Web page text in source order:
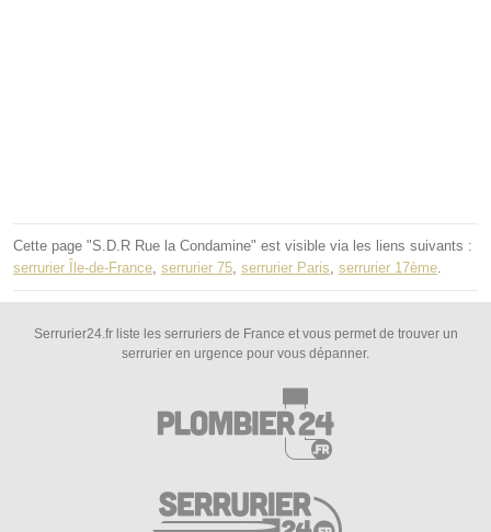
Cette page "S.D.R Rue la Condamine" est visible via les liens suivants :
serrurier Île-de-France serrurier 75 serrurier Paris serrurier 17ème
Serrurier24.fr liste les serruriers de France et vous permet de trouver un
serrurier en urgence pour vous dépanner.